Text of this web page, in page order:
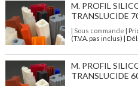
M. PROFIL
TRANSLUCIDE
| Sous commande |
(T.V.A. pas inclus) |
M. PROFIL
TRANSLUCIDE